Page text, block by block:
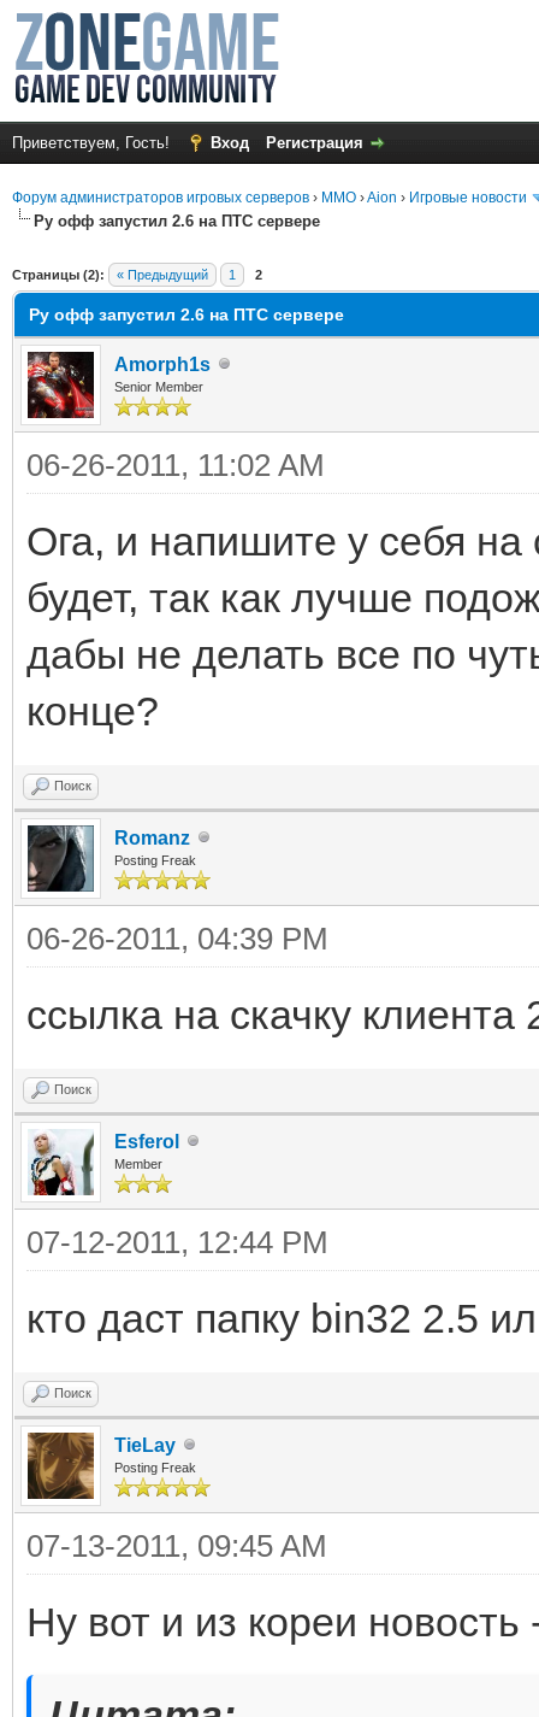
Приветствуем, Гость! Вход Регистрация
Форум администраторов игровых серверов › MMO ›Aion › Игровые новости
Ру офф запустил 2.6 на ПТС сервере
Страницы (2): « Предыдущий 1 2
Ру офф запустил 2.6 на ПТС сервере
Amorph1s
Senior Member
06-26-2011, 11:02 AM
Ога, и напишите у себя на
будет, так как лучше
дабы не делать все по
конце?
Поиск
Romanz
Posting Freak
06-26-2011, 04:39 PM
ссылка на скачку клиента
Поиск
Esferol
Member
07-12-2011, 12:44 PM
кто даст папку bin32 2.5
Поиск
TieLay
Posting Freak
07-13-2011, 09:45 AM
Ну вот и из кореи